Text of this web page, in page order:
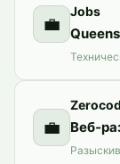
💼
Jobs
💼